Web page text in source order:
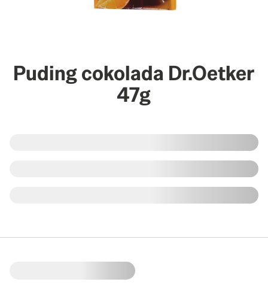
Puding cokolada Dr.Oetker
47g